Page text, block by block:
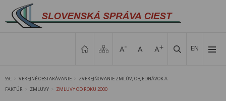
EN
SSC VEREJNÉ OBSTARÁVANIE
ZVEREJŇOVANIE ZMLÚV, OBJEDNÁVOK A
FAKTÚR
ZMLUVY ZMLUVY OD ROKU 2000